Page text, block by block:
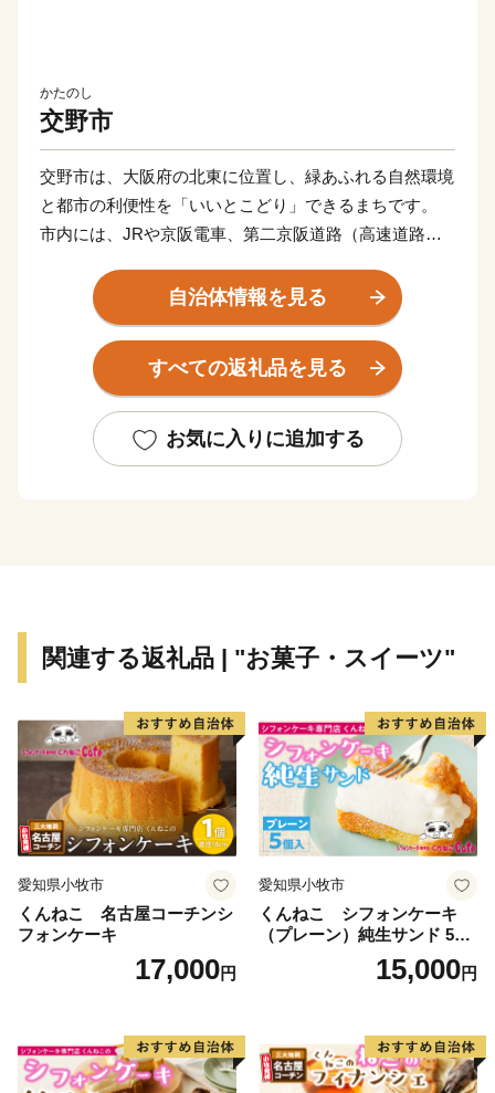
かたのし
交野市
交野市は、大阪府の北東に位置し、緑あふれる自然環境
と都市の利便性を「いいとこどり」できるまちです。
市内には、JRや京阪電車、第二京阪道路（高速道路）
大阪市内までは、電車、車とも30分圏内という近さで行
くことができ、通勤や通学だけでなく、おでかけにも便
利です。
植物園」や国内最大級の人道吊り橋「星のブランコ」、
ぶどう狩りなど魅力あるスポットがたくさんあります。
今後も、「懐かしさと新しさが交わる みんなの心が和
応援を心よりお待ちしております。
自治体情報を見る
すべての返礼品を見る
お気に入りに追加する
関連する返礼品 | "お菓子・スイーツ"
愛知県小牧市
くんねこ 名古屋コーチンシ
フォンケーキ
17,000円
愛知県小牧市
くんねこ シフォンケーキ
（プレーン）純生サンド 5個
15,000円